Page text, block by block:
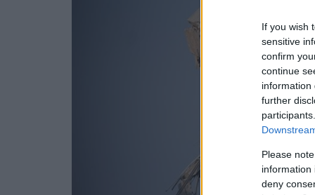
If you wish
sensitive
confirm
continue
information
further
Please
information
deny